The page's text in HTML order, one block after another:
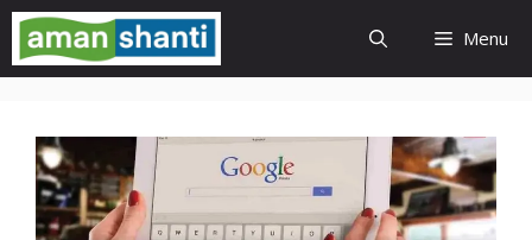
Skip
content
Menu